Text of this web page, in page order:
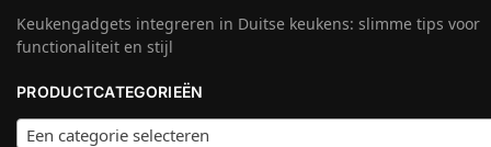
Keukengadgets integreren in Duitse keukens: slimme tips voor
functionaliteit en stijl
PRODUCTCATEGORIEËN
Een categorie selecteren